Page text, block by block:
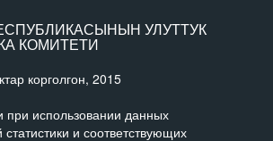
УЛУТТУК
КОМИТЕТИ
корголгон, 2015
при использовании данных
и соответствующих